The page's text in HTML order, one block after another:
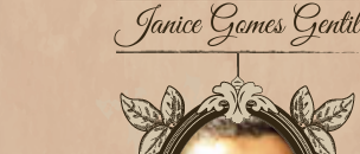
Janice Gomes Gentil